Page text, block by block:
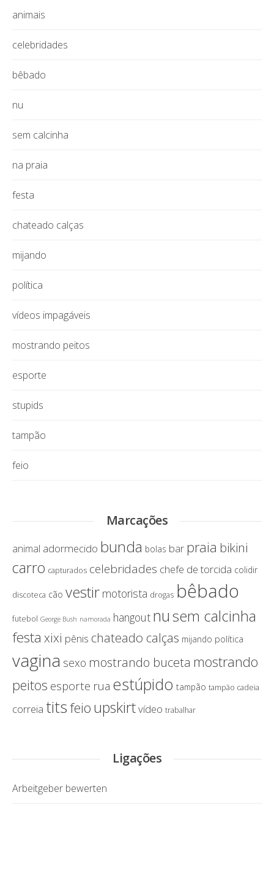
animais
celebridades
bêbado
nu
sem calcinha
na praia
festa
chateado calças
mijando
política
vídeos impagáveis
mostrando peitos
esporte
stupids
tampão
feio
Marcações
animal adormecido bunda bolas bar praia bikini
carro capturados celebridades chefe de torcida colidir
discoteca cão vestir motorista drogas bêbado
futebol George Bush namorada hangout nusem calcinha
festa xixi pênis chateado calças mijando política
vagina sexo mostrando buceta mostrando
peitos esporte rua estúpido tampão tampão cadeia
correia titsfeio upskirtvídeo trabalhar
Ligações
Arbeitgeber bewerten